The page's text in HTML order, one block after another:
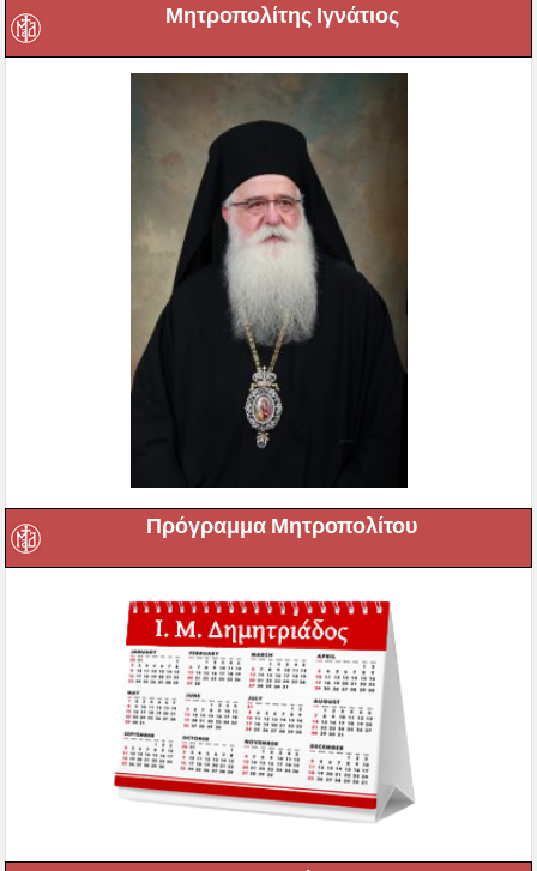
Μητροπολίτης Ιγνάτιος
Πρόγραμμα Μητροπολίτου